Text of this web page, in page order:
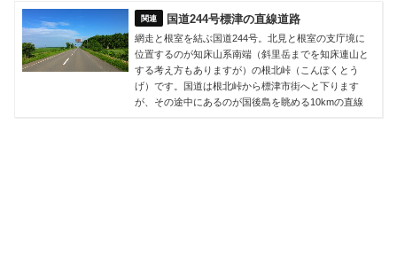
国道244号標津の直線道路
網走と根室を結ぶ国道244号。北見と根室の支庁境に
位置するのが知床山系南端（斜里岳までを知床連山と
する考え方もありますが）の根北峠（こんぽくとう
げ）です。国道は根北峠から標津市街へと下ります
が、その途中にあるのが国後島を眺める10kmの直線